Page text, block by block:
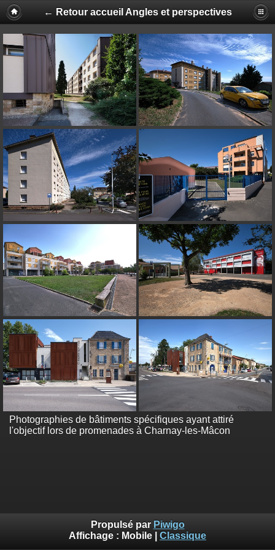
← Retour accueil Angles et perspectives
Photographies de bâtiments spécifiques ayant attiré
l'objectif lors de promenades à Charnay-les-Mâcon
Propulsé par Piwigo
Affichage : Mobile Classique